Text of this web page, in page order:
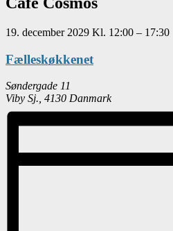
19. december 2029 Kl. 12:00 – 17:30
Fælleskøkkenet
Søndergade 11
Viby Sj. 4130 Danmark